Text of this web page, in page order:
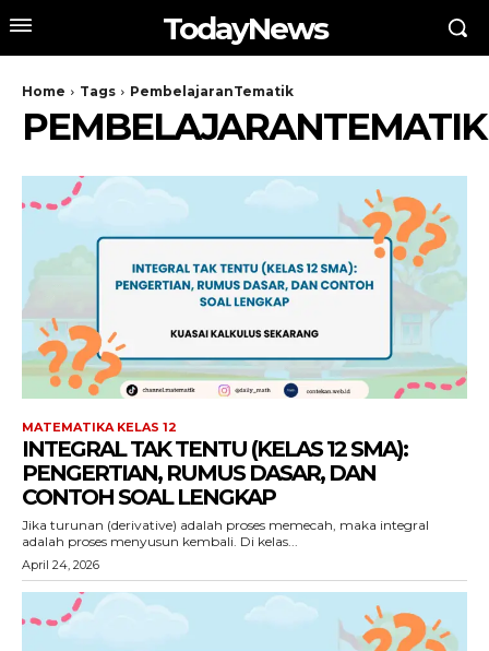
TodayNews
Home Tags PembelajaranTematik
PEMBELAJARANTEMATIK
MATEMATIKA KELAS 12
INTEGRAL TAK TENTU (KELAS 12 SMA):
PENGERTIAN, RUMUS DASAR, DAN
CONTOH SOAL LENGKAP
Jika turunan (derivative) adalah proses memecah, maka integral
adalah proses menyusun kembali. Di kelas...
April 24, 2026